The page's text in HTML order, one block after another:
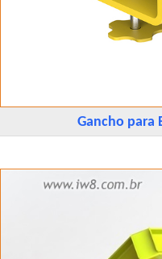
Gancho para